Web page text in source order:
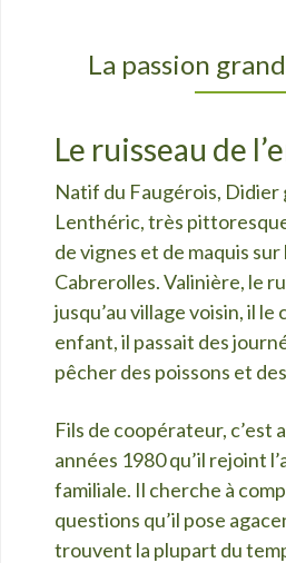
La passion
Le ruisseau de
Natif du Faugérois, Didier
Lenthéric, très
de vignes et de maquis sur
Cabrerolles. Valinière, le
jusqu’au village voisin, il
enfant, il passait des
pêcher des poissons et
Fils de coopérateur, c’est
années 1980 qu’il rejoint
familiale. Il cherche à
questions qu’il pose
trouvent la plupart du